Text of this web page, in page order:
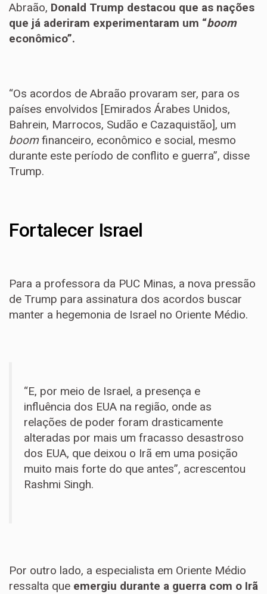
Abraão, Donald Trump destacou que as nações
que já aderiram experimentaram um “boom
econômico”.
“Os acordos de Abraão provaram ser, para os
países envolvidos [Emirados Árabes Unidos,
Bahrein, Marrocos, Sudão e Cazaquistão], um
boomfinanceiro, econômico e social, mesmo
durante este período de conflito e guerra”, disse
Trump.
Fortalecer Israel
Para a professora da PUC Minas, a nova pressão
de Trump para assinatura dos acordos buscar
manter a hegemonia de Israel no Oriente Médio.
“E, por meio de Israel, a presença e
influência dos EUA na região, onde as
relações de poder foram drasticamente
alteradas por mais um fracasso desastroso
dos EUA, que deixou o Irã em uma posição
muito mais forte do que antes”, acrescentou
Rashmi Singh.
Por outro lado, a especialista em Oriente Médio
ressalta que emergiu durante a guerra com o Irã